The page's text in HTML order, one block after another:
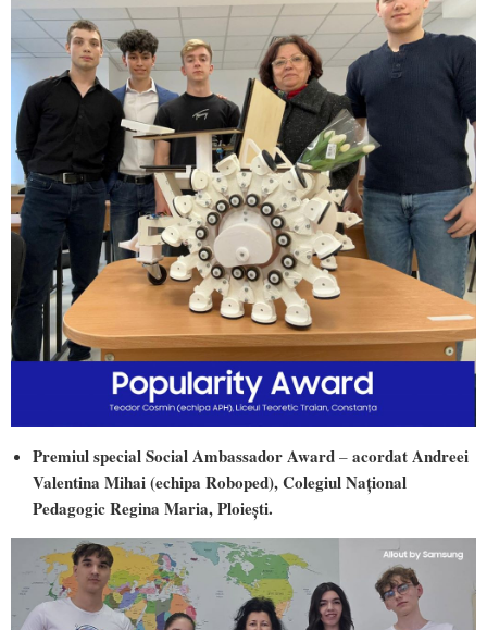
Premiul special Social Ambassador Award – acordat Andreei
Valentina Mihai (echipa Roboped), Colegiul Național
Pedagogic Regina Maria, Ploiești.